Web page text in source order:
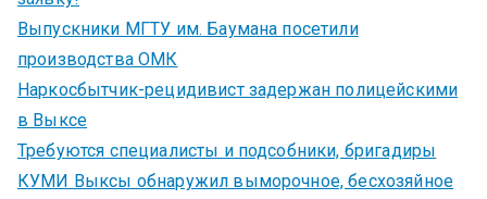
Выпускники МГТУ им. Баумана посетили
производства ОМК
Наркосбытчик-рецидивист задержан полицейскими
в Выксе
Требуются специалисты и подсобники, бригадиры
КУМИ Выксы обнаружил выморочное, бесхозяйное